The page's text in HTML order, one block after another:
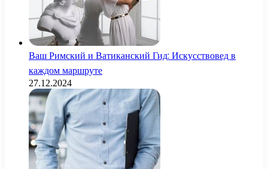
Ваш Римский и Ватиканский Гид: Искусствовед в
каждом маршруте
27.12.2024